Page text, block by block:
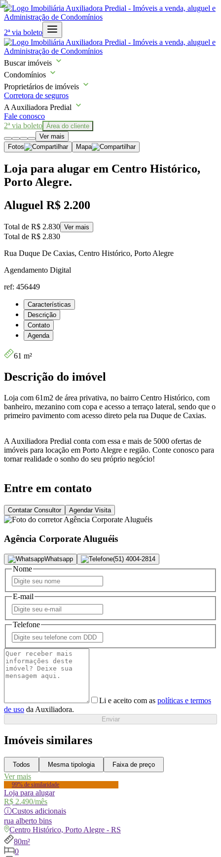
2ª via boleto
Buscar imóveis
Condomínios
Proprietários de imóveis
Corretora de seguros
A Auxiliadora Predial
Fale conosco
2ª via boleto Área do cliente
Ver mais
Fotos
Mapa
Loja para alugar em Centro Histórico,
Porto Alegre.
Aluguel R$ 2.200
Total de R$ 2.830 Ver mais
Total de R$ 2.830
Rua Duque De Caxias, Centro Histórico, Porto Alegre
Agendamento Digital
ref: 456449
Características
Descrição
Contato
Agenda
61 m²
Descrição do imóvel
Loja com 61m2 de área privativa, no bairro Centro Histórico, com
banheiro, mezanino com copa e acesso a terraço lateral, sendo que o
primeiro pavimento com acesso direto pela rua Duque de Caxias.
A Auxiliadora Predial conta com essa e mais de 5000 ofertas de
imóveis para locação em Porto Alegre e região. Conte conosco para
tornar realidade o sonho do seu próprio negócio!
Entre em contato
Contatar Consultor Agendar Visita
Agência Corporate Aluguéis
Whatsapp (51) 4004-2814
Nome
E-mail
Telefone
Li e aceito com as políticas e termos
de uso da Auxiliadora.
Enviar
Imóveis similares
Todos Mesma tipologia Faixa de preço
Ver mais
99% de similaridade
Loja para alugar
R$ 2.490/mês
ⓘCustos adicionais
rua alberto bins
Centro Histórico, Porto Alegre - RS
80m²
0